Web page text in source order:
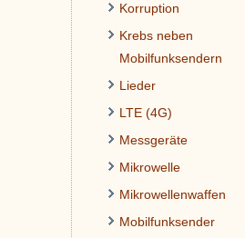
Korruption
Krebs neben
Mobilfunksendern
Lieder
LTE (4G)
Messgeräte
Mikrowelle
Mikrowellenwaffen
Mobilfunksender